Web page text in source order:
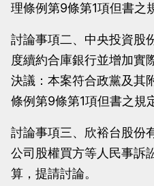
理條例第9條第1項但書之
討論事項二、中央投資股
度續約合庫銀行並增加實
決議：本案符合政黨及其
條例第9條第1項但書之規
討論事項三、欣裕台股份
公司股權買方等人民事訴
算，提請討論。